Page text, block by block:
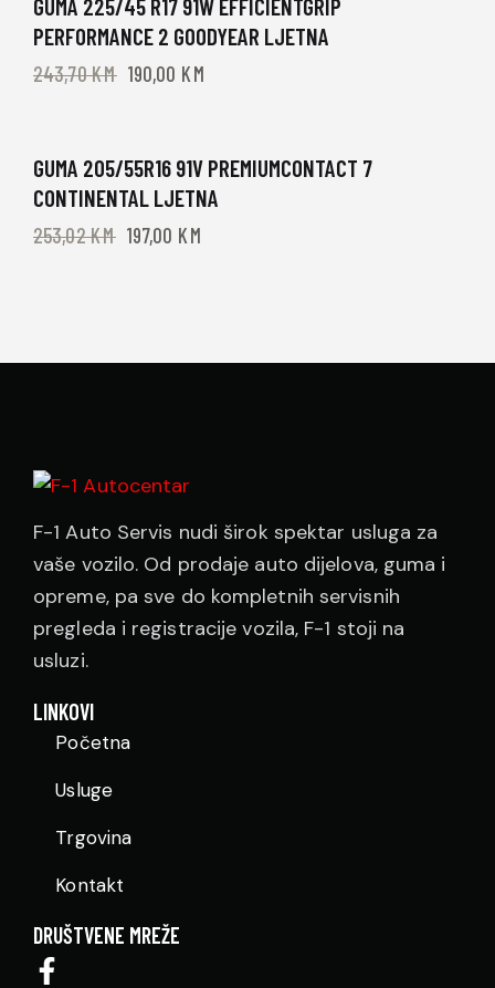
GUMA 225/45 R17 91W EFFICIENTGRIP
PERFORMANCE 2 GOODYEAR LJETNA
243,70KM 190,00 KM
-22%
GUMA 205/55R16 91V PREMIUMCONTACT 7
CONTINENTAL LJETNA
253,02KM 197,00 KM
F-1 Auto Servis nudi širok spektar usluga za
vaše vozilo. Od prodaje auto dijelova, guma i
opreme, pa sve do kompletnih servisnih
pregleda i registracije vozila, F-1 stoji na
usluzi.
LINKOVI
Početna
Usluge
Trgovina
Kontakt
DRUŠTVENE MREŽE